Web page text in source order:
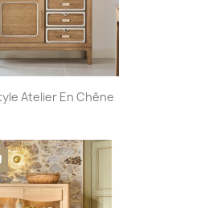
Atelier En Chêne